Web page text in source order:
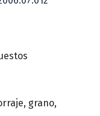
grano,